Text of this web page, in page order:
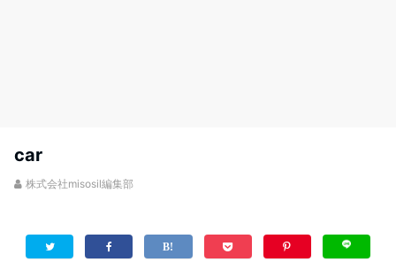
car
株式会社misosil編集部